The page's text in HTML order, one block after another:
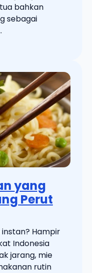
bahkan
sebagai
yang
Perut
instan? Hampir
Indonesia
jarang, mie
rutin